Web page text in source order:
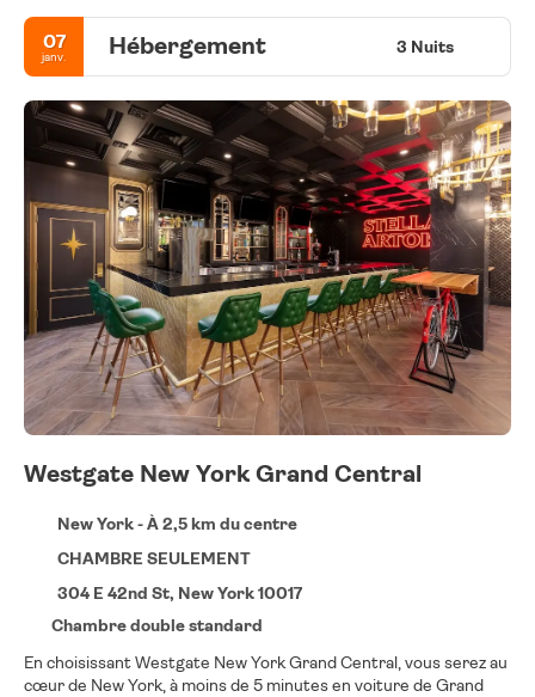
07
janv. Hébergement 3 Nuits
Westgate New York Grand Central
New York - À 2,5 km du centre
CHAMBRE SEULEMENT
304 E 42nd St, New York 10017
Chambre double standard
En choisissant Westgate New York Grand Central, vous serez au
cœur de New York, à moins de 5 minutes en voiture de Grand